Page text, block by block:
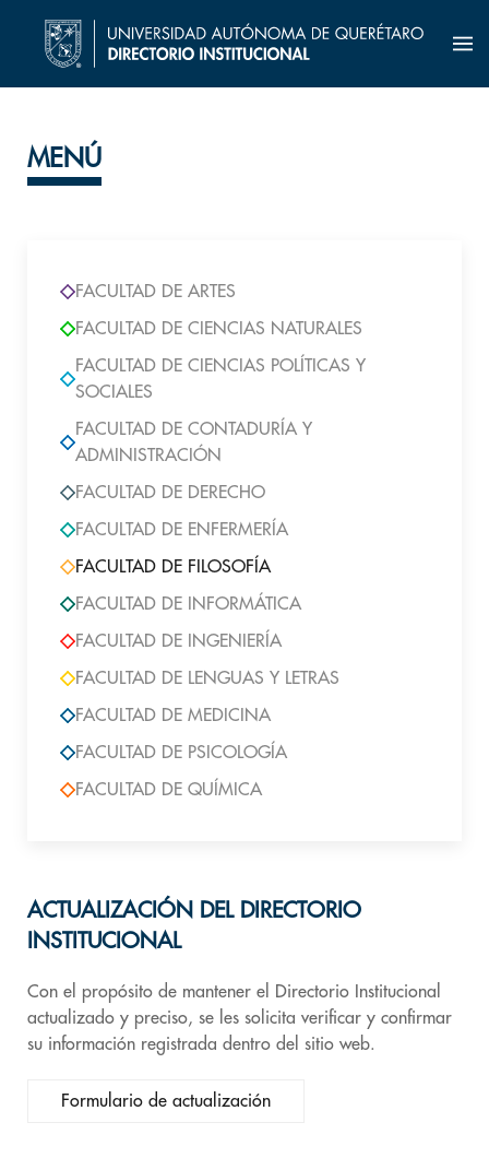
MENÚ
FACULTAD DE ARTES
FACULTAD DE CIENCIAS NATURALES
FACULTAD DE CIENCIAS POLÍTICAS Y
SOCIALES
FACULTAD DE CONTADURÍA Y
ADMINISTRACIÓN
FACULTAD DE DERECHO
FACULTAD DE ENFERMERÍA
FACULTAD DE FILOSOFÍA
FACULTAD DE INFORMÁTICA
FACULTAD DE INGENIERÍA
FACULTAD DE LENGUAS Y LETRAS
FACULTAD DE MEDICINA
FACULTAD DE PSICOLOGÍA
FACULTAD DE QUÍMICA
ACTUALIZACIÓN DEL DIRECTORIO
INSTITUCIONAL
Con el propósito de mantener el Directorio Institucional
actualizado y preciso, se les solicita verificar y confirmar
su información registrada dentro del sitio web.
Formulario de actualización